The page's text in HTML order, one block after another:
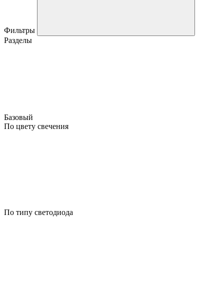
Фильтры
Разделы
Базовый
По цвету свечения
По типу светодиода